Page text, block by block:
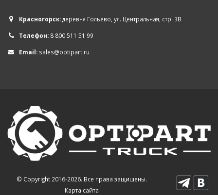
Красногорск:деревня Гольево, ул. Центральная, стр. 3В
Телефон: 8 800 511 51 99
Email: sales@optipart.ru
© Copyright 2016-2026. Все права защищены.
Карта сайта